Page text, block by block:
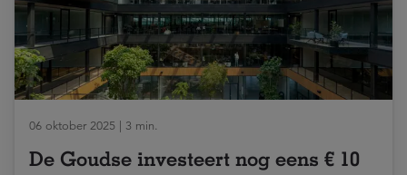
06 oktober 2025 | 3 min.
De Goudse investeert nog eens € 10